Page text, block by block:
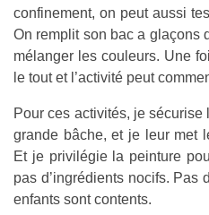
confinement, on peut aussi
On remplit son bac a glaçons
mélanger les couleurs. Une
le tout et l’activité peut
Pour ces activités, je
grande bâche, et je leur met
Et je privilégie la peinture
pas d’ingrédients nocifs. Pas
enfants sont contents.